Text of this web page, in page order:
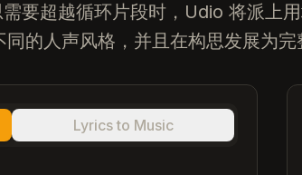
要超越循环片段时，Udio 将派上
同的人声风格，并且在构思发展为
Lyrics to Music